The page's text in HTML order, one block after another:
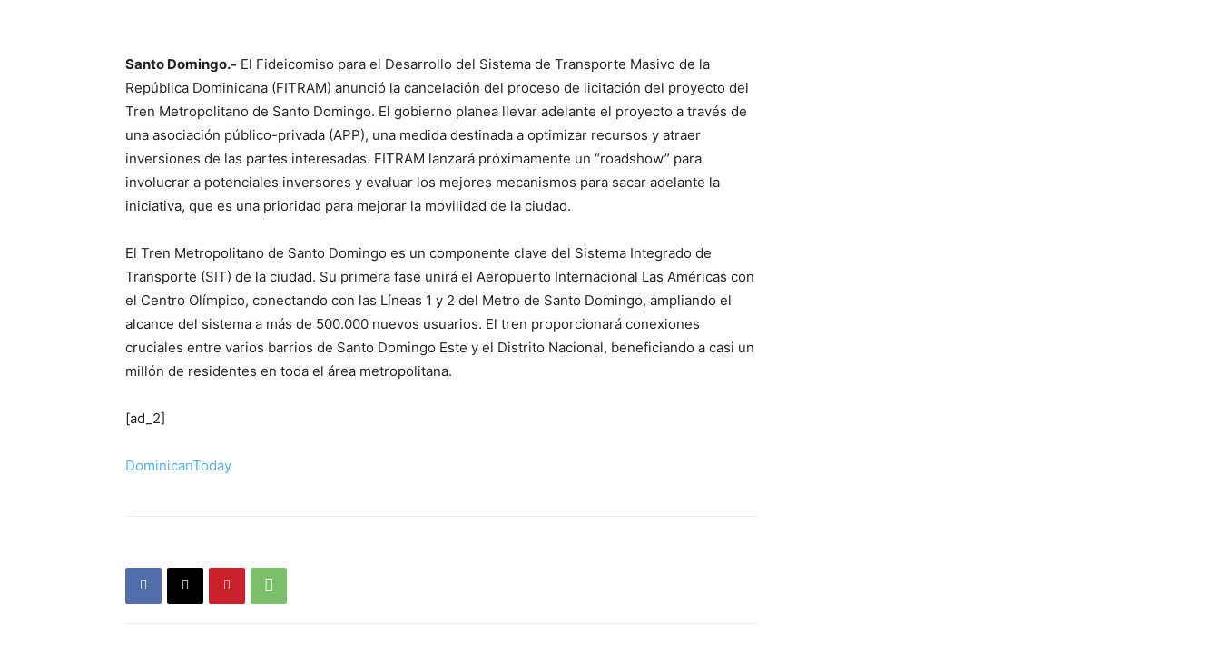
Santo Domingo.- El Fideicomiso para el Desarrollo del Sistema de Transporte Masivo de la
República Dominicana (FITRAM) anunció la cancelación del proceso de licitación del proyecto del
Tren Metropolitano de Santo Domingo. El gobierno planea llevar adelante el proyecto a través de
una asociación público-privada (APP), una medida destinada a optimizar recursos y atraer
inversiones de las partes interesadas. FITRAM lanzará próximamente un “roadshow” para
involucrar a potenciales inversores y evaluar los mejores mecanismos para sacar adelante la
iniciativa, que es una prioridad para mejorar la movilidad de la ciudad.
El Tren Metropolitano de Santo Domingo es un componente clave del Sistema Integrado de
Transporte (SIT) de la ciudad. Su primera fase unirá el Aeropuerto Internacional Las Américas con
el Centro Olímpico, conectando con las Líneas 1 y 2 del Metro de Santo Domingo, ampliando el
alcance del sistema a más de 500.000 nuevos usuarios. El tren proporcionará conexiones
cruciales entre varios barrios de Santo Domingo Este y el Distrito Nacional, beneficiando a casi un
millón de residentes en toda el área metropolitana.
[ad_2]
DominicanToday